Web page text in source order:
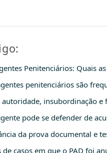
Penitenciários: Quais
penitenciários são
autoridade, insubordinação e
pode se defender de
da prova documental e
de casos em que o PAD foi